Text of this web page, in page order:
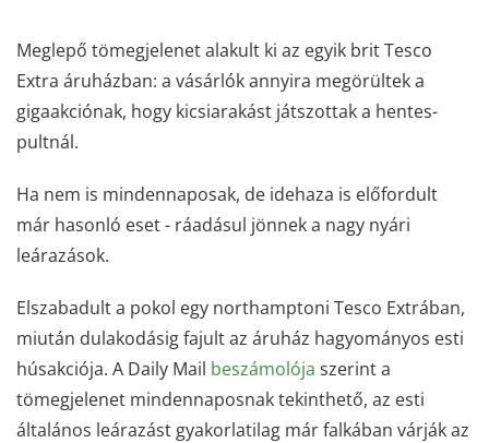
Meglepő tömegjelenet alakult ki az egyik brit Tesco
Extra áruházban: a vásárlók annyira megörültek a
gigaakciónak, hogy kicsiarakást játszottak a hentes-
pultnál.
Ha nem is mindennaposak, de idehaza is előfordult
már hasonló eset - ráadásul jönnek a nagy nyári
leárazások.
Elszabadult a pokol egy northamptoni Tesco Extrában,
miután dulakodásig fajult az áruház hagyományos esti
húsakciója. A Daily Mail beszámolója szerint a
tömegjelenet mindennaposnak tekinthető, az esti
általános leárazást gyakorlatilag már falkában várják az